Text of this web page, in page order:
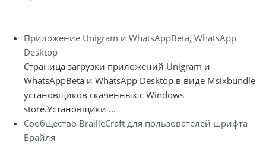
Приложение Unigram и WhatsAppBeta, WhatsApp
Desktop
Страница загрузки приложений Unigram и
WhatsAppBeta и WhatsApp Desktop в виде Msixbundle
установщиков скаченных с Windows
store.Установщики ...
Сообщество BrailleCraft для пользователей шрифта
Брайля